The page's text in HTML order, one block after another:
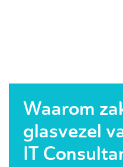
Waarom
glasvezel
IT